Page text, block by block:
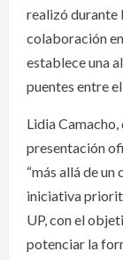
realizó durante
colaboración
establece una
puentes entre
Lidia
presentación
“más allá de
iniciativa
UP, con el
potenciar la